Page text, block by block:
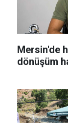
Mersin'de
dönüşüm